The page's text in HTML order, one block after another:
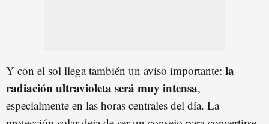
Y con el sol llega también un aviso importante: la
radiación ultravioleta será muy intensa,
especialmente en las horas centrales del día. La